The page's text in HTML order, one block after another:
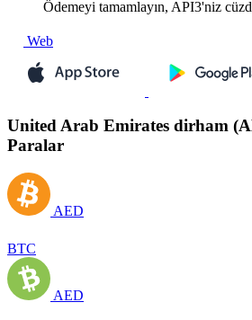
Ödemeyi tamamlayın, API3'niz
Web
United Arab Emirates dirham
Paralar
AED
BTC
AED